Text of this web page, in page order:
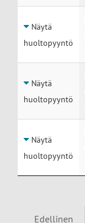
Näytä
huoltopyyntö
Näytä
huoltopyyntö
Näytä
huoltopyyntö
Edellinen